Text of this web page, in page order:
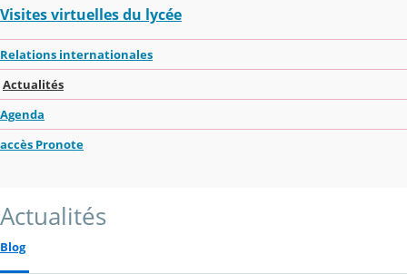
Visites virtuelles du lycée
Relations internationales
Actualités
Agenda
accès Pronote
Actualités
Blog